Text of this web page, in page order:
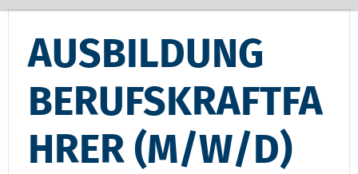
AUSBILDUNG
BERUFSKRAFTFA
HRER (M/W/D)